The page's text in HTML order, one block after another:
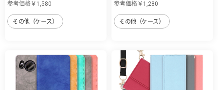
参考価格￥1,580
その他（ケース）
参考価格￥1,280
その他（ケース）